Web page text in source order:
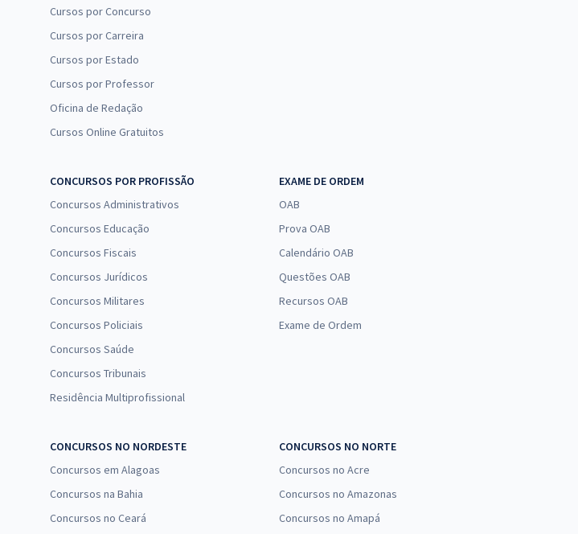
Cursos por Concurso
Cursos por Carreira
Cursos por Estado
Cursos por Professor
Oficina de Redação
Cursos Online Gratuitos
CONCURSOS POR PROFISSÃO
Concursos Administrativos
Concursos Educação
Concursos Fiscais
Concursos Jurídicos
Concursos Militares
Concursos Policiais
Concursos Saúde
Concursos Tribunais
Residência Multiprofissional
EXAME DE ORDEM
OAB
Prova OAB
Calendário OAB
Questões OAB
Recursos OAB
Exame de Ordem
CONCURSOS NO NORDESTE
Concursos em Alagoas
Concursos na Bahia
Concursos no Ceará
CONCURSOS NO NORTE
Concursos no Acre
Concursos no Amazonas
Concursos no Amapá